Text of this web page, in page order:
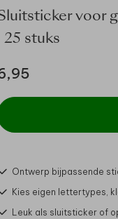
voor
25 stuks
Ontwerp bijpassende
Kies eigen lettertypes,
Leuk als sluitsticker of